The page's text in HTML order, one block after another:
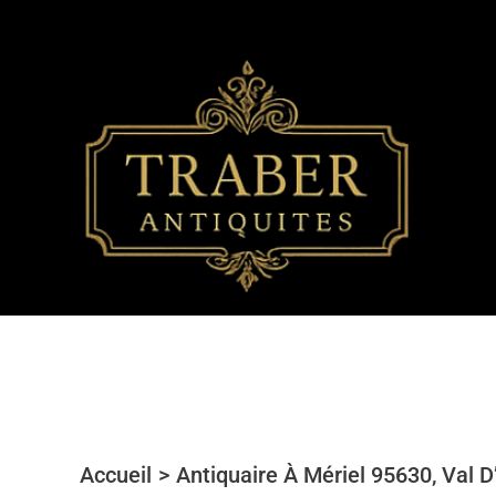
Accueil Antiquaire À Mériel 95630, Val